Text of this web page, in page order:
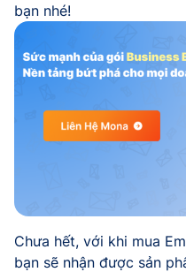
bạn nhé!
Chưa hết, với khi mua
bạn sẽ nhận được sản